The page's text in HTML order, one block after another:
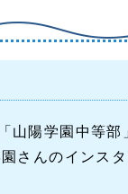
山陽学園中等部
さんのインスタ